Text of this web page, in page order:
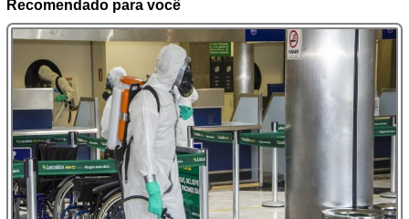
Recomendado para você